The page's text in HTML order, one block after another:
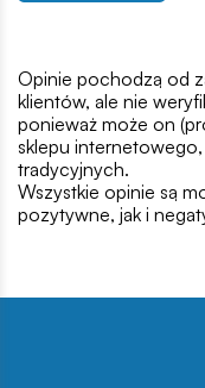
Opinie pochodzą od
klientów, ale nie
ponieważ może on
sklepu
tradycyjnych.
Wszystkie opinie są
pozytywne, jak i